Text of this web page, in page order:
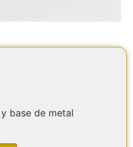
base de metal